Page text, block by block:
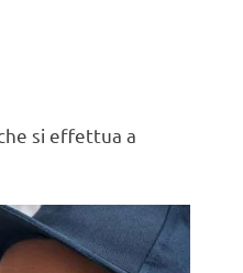
si effettua a